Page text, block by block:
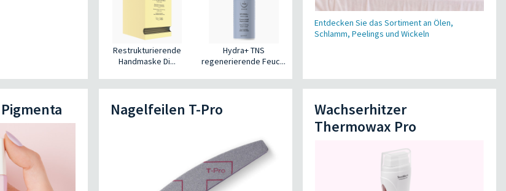
Restrukturierende
Handmaske Di...
Hydra+ TNS
regenerierende Feuc...
Entdecken Sie das Sortiment an Ölen,
Schlamm, Peelings und Wickeln
Nagelfeilen T-Pro
Wachserhitzer
Thermowax Pro